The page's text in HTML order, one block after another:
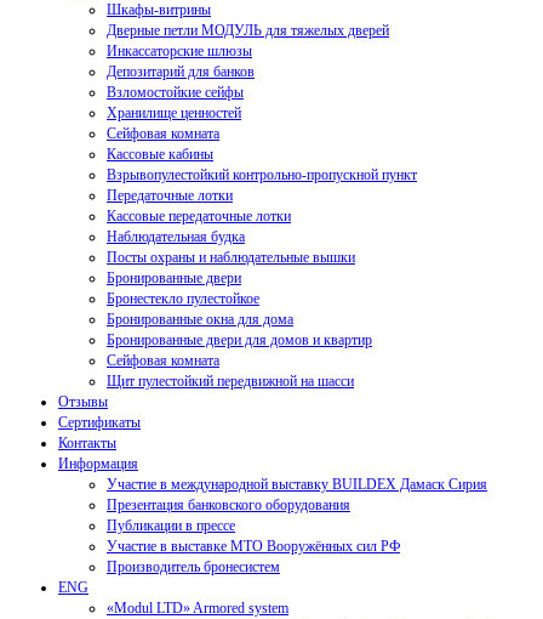
Шкафы-витрины
Дверные петли МОДУЛЬ для тяжелых дверей
Инкассаторские шлюзы
Депозитарий для банков
Взломостойкие сейфы
Хранилище ценностей
Сейфовая комната
Кассовые кабины
Взрывопулестойкий контрольно-пропускной пункт
Передаточные лотки
Кассовые передаточные лотки
Наблюдательная будка
Посты охраны и наблюдательные вышки
Бронированные двери
Бронестекло пулестойкое
Бронированные окна для дома
Бронированные двери для домов и квартир
Сейфовая комната
Щит пулестойкий передвижной на шасси
Отзывы
Сертификаты
Контакты
Информация
Участие в международной выставку BUILDEX Дамаск Сирия
Презентация банковского оборудования
Публикации в прессе
Участие в выставке МТО Вооружённых сил РФ
Производитель бронесистем
ENG
«Modul LTD» Armored system